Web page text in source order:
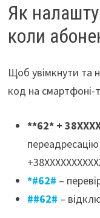
Як
коли
Щоб увімкнути та
код на смартфоні-
**62* +
*#62# –
##62# –